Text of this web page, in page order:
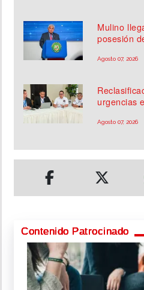
Mulino
posesión
Agosto 07, 2026
urgencias
Agosto 07, 2026
Contenido Patrocinado